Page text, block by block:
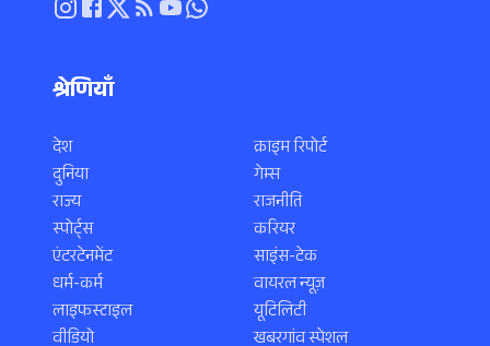
श्रेणियाँ
देश
दुनिया
राज्य
स्पोर्ट्स
एंटरटेनमेंट
धर्म-कर्म
लाइफस्टाइल
वीडियो
क्राइम रिपोर्ट
गेम्स
राजनीति
करियर
साइंस-टेक
वायरल न्यूज़
यूटिलिटी
खबरगांव स्पेशल